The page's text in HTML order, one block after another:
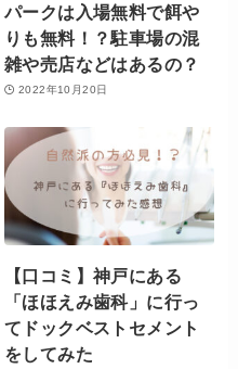
パークは入場無料で餌や
りも無料！？駐車場の混
雑や売店などはあるの？
2022年10月20日
【口コミ】神戸にある
「ほほえみ歯科」に行っ
てドックベストセメント
をしてみた